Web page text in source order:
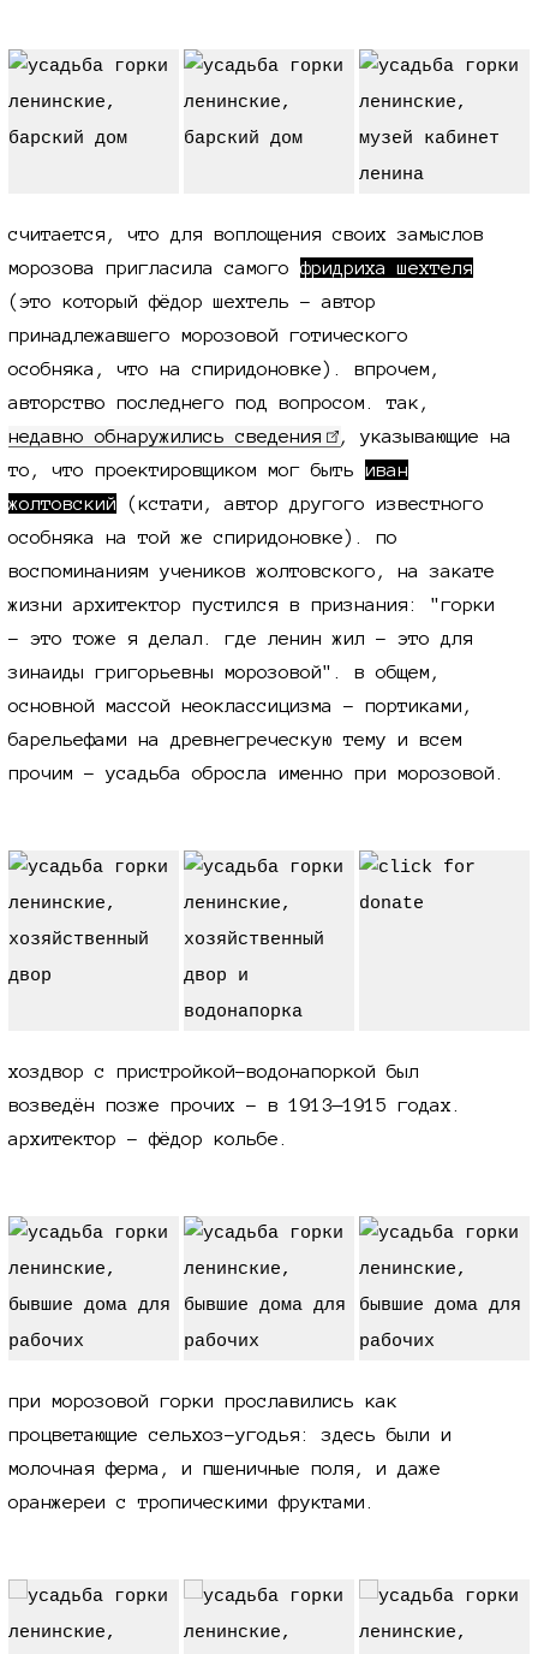
считается, что для воплощения своих замыслов
морозова пригласила самого фридриха шехтеля
(это который фёдор шехтель - автор
принадлежавшего морозовой готического
особняка, что на спиридоновке). впрочем,
авторство последнего под вопросом. так,
недавно обнаружились сведения
, указывающие на
то, что проектировщиком мог быть иван
жолтовский (кстати, автор другого известного
особняка на той же спиридоновке). по
воспоминаниям учеников жолтовского, на закате
жизни архитектор пустился в признания: "горки
- это тоже я делал. где ленин жил - это для
зинаиды григорьевны морозовой". в общем,
основной массой неоклассицизма - портиками,
барельефами на древнегреческую тему и всем
прочим - усадьба обросла именно при морозовой.
хоздвор с пристройкой-водонапоркой был
возведён позже прочих - в1913—1915 годах.
архитектор - фёдор кольбе.
при морозовой горки прославились как
процветающие сельхоз-угодья: здесь были и
молочная ферма, и пшеничные поля, и даже
оранжереи с тропическими фруктами.